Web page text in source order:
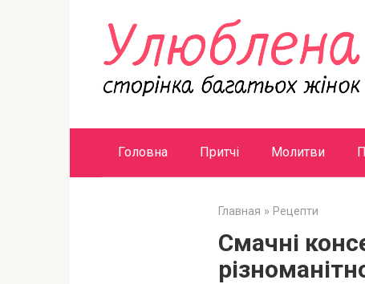
Головна Притчі Молитви
Главная » Рецепти
Смачні